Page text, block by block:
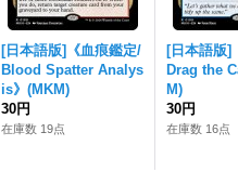
[日本語版]《血痕鑑定/
Blood Spatter Analys
is》(MKM)
30円
在庫数 19点
[日本語版]
Drag the
M)
30円
在庫数 16点